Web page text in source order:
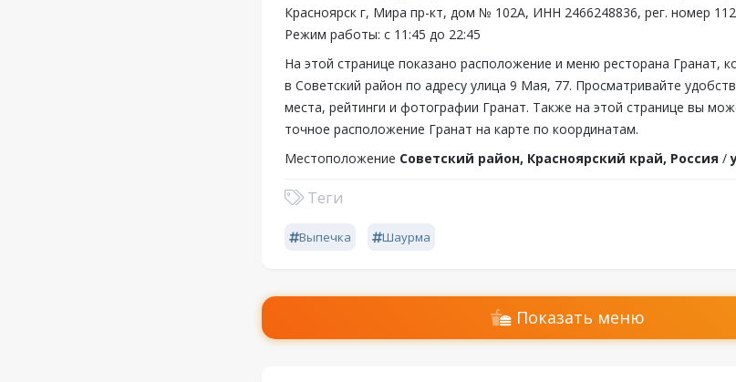
Красноярск г, Мира пр-кт, дом № 102А, ИНН 2466248836, рег. номер
Режим работы: с 11:45 до 22:45
На этой странице показано расположение и меню ресторана Гранат,
в Советский район по адресу улица 9 Мая, 77. Просматривайте
места, рейтинги и фотографии Гранат. Также на этой странице вы
точное расположение Гранат на карте по координатам.
Местоположение Советский район, Красноярский край, Россия /
Теги
Выпечка Шаурма
Показать меню